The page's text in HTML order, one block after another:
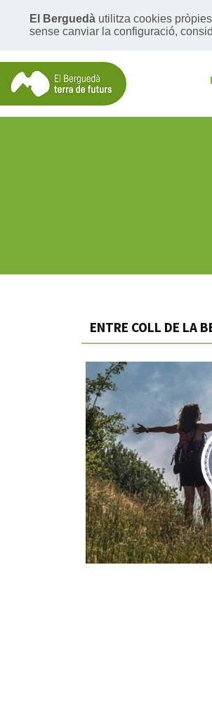
El Berguedà utilitza cookies
sense canviar la configuració,
ENTRE COLL DE LA